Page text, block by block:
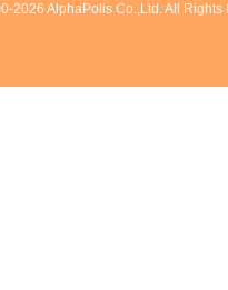
2026 AlphaPolis Co.,Ltd. All Rights